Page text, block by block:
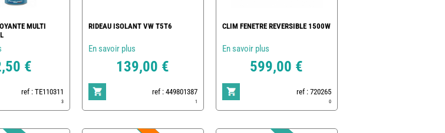
MULTI
€
ref : TE110311
3
RIDEAU ISOLANT VW T5T6
En savoir plus
139,00 €
ref : 449801387
1
CLIM FENETRE REVERSIBLE 1500W
En savoir plus
599,00 €
ref : 720265
0